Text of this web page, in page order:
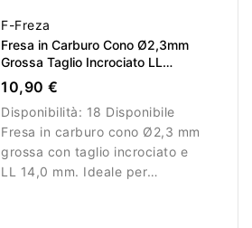
F-Freza
Fresa in Carburo Cono Ø2,3mm
Grossa Taglio Incrociato LL
14,0mm
10,90 €
Disponibilità: 18 Disponibile
Fresa in carburo cono Ø2,3 mm
grossa con taglio incrociato e
LL 14,0 mm. Ideale per